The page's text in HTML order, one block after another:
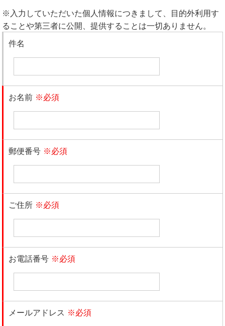
※入力していただいた個人情報につきまして、目的外利用す
ることや第三者に公開、提供することは一切ありません。
件名
お名前 ※必須
郵便番号 ※必須
ご住所 ※必須
お電話番号 ※必須
メールアドレス ※必須